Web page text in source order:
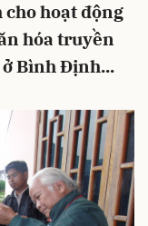
hoạt động
hóa truyền
Bình Ðịnh...